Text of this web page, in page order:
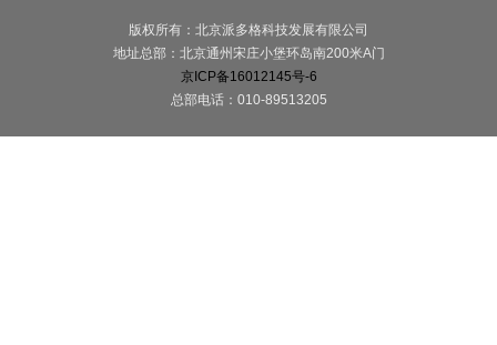
版权所有：北京派多格科技发展有限公司
地址总部：北京通州宋庄小堡环岛南200米A门
京ICP备16012145号-6
总部电话：010-89513205